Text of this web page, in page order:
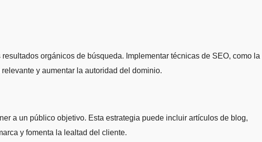
orgánicos de búsqueda. Implementar técnicas de SEO, como la
y aumentar la autoridad del dominio.
a un público objetivo. Esta estrategia puede incluir artículos de blog,
y fomenta la lealtad del cliente.